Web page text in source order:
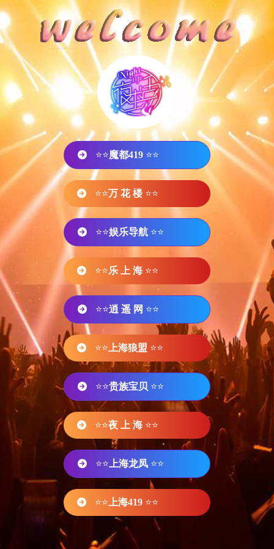
⭐⭐魔都419 ⭐⭐
⭐⭐万 花 楼 ⭐⭐
⭐⭐娱乐导航 ⭐⭐
⭐⭐乐 上 海 ⭐⭐
⭐⭐逍 遥 网 ⭐⭐
⭐⭐ 上海狼盟 ⭐⭐
⭐⭐贵族宝贝 ⭐⭐
⭐⭐夜 上 海 ⭐⭐
⭐⭐ 上海龙凤 ⭐⭐
⭐⭐ 上海419 ⭐⭐